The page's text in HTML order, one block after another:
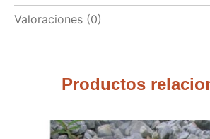
Valoraciones (0)
Productos